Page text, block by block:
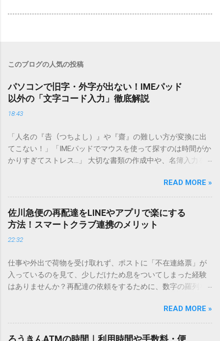
このブログの人気の投稿
パソコンで旧字・外字が出ない！IMEパッド
以外の「文字コード入力」徹底解説
18:43
「人名の『𠮷（つちよし）』や『齋』の難しい方が変換に出
てこない！」「IMEパッドでマウスを使って探すのは時間がか
かりすぎてストレス…」 大切な書類の作成中や、名簿入力を
てしまいますよね。多くの人が「IMEパッド（手書き入力）」
を使いますが、実はマウスで一画ずつ書くのは非効率です
し、似た漢字が多すぎて結局見つからないことも少なくあり
ません。 そこで今回は、IMEパッドを使わずに、特定のコー
ドを打ち込むだけで一瞬で旧字や外字、特殊記号を呼び出す
「文字コード入力」のテクニックを詳しく解説します。 この
必要はありません。 1. なぜ「変換」しても旧字・外字が出て
こないのか？ そもそも、なぜ普通の変換で出てこない漢字が
あるのでしょうか。その理由は、パソコンが文字を認識する
は、JIS規格（日本産業規格）によって「第1水準」「第2水
準」といった形で整理されています。しかし、人名や地名に
使われる非常に古い漢字（旧字）や、特定の組織だけで作ら
READ MORE »
佐川急便の再配達をLINEやアプリで楽にする
方法！スマートクラブ連携のメリット
22:32
仕事や外出で荷物を受け取れず、ポストに「不在連絡票」が
入っているのを見て、少しだけため息をついてしまった経験
はありませんか？再配達の依頼をするために、数字の羅列を
ことに申し訳なさを感じたりすることもあるかもしれませ
ん。 「もっとスムーズに、自分のタイミングで受け取りた
い」 「わざわざ電話をかけずに、スマホ一つで完結させた
READ MORE »
ろうきんATMの時間｜利用時間や手数料・便